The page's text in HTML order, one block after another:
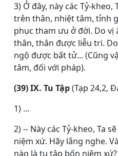
3) Ở đây, này các Tỷ-
trên thân, nhiệt tâm, tỉnh
phục tham ưu ở đời. Do
thân, thân được liễu tri.
ngộ được bất tử... (Cũng
tâm, đối với pháp).
(39) IX. Tu Tập(Tạp 24,2,
1) ...
2) -- Này các Tỷ-kheo, Ta
niệm xứ. Hãy lắng nghe.
nào là tu tập bốn niệm xứ?